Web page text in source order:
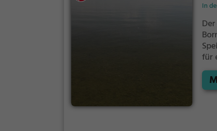
In
für
die